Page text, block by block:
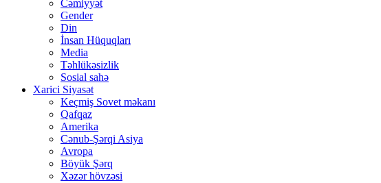
Cəmiyyət
Gender
Din
İnsan Hüquqları
Media
Təhlükəsizlik
Sosial sahə
Xarici Siyasət
Keçmiş Sovet məkanı
Qafqaz
Amerika
Cənub-Şərqi Asiya
Avropa
Böyük Şərq
Xəzər hövzəsi